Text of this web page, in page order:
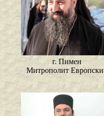
г. Пимен
Митрополит Европски